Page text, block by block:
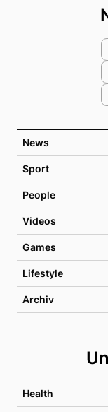
News
Sport
People
Videos
Games
Lifestyle
Archiv
Health